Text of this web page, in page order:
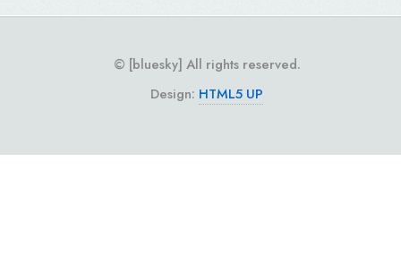
© [bluesky] All rights reserved.
Design: HTML5 UP